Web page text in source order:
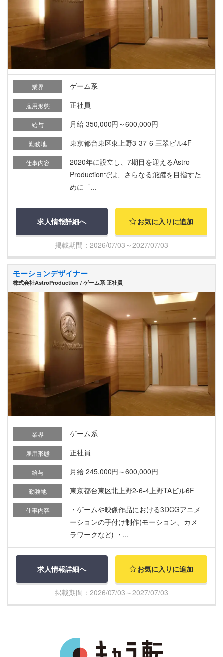
業界 ゲーム系
雇用形態 正社員
給与 月給 350,000円～600,000円
勤務地 東京都台東区東上野3-37-6 三翠ビル4F
仕事内容
2020年に設立し、7期目を迎えるAstro
Productionでは、さらなる飛躍を目指すた
めに「...
求人情報詳細へ お気に入りに追加
掲載期間：2026/07/03～2027/07/03
モーションデザイナー
株式会社AstroProduction / ゲーム系 正社員
業界 ゲーム系
雇用形態 正社員
給与 月給 245,000円～600,000円
勤務地 東京都台東区北上野2-6-4上野TAビル6F
仕事内容
・ゲームや映像作品における3DCGアニメ
ーションの手付け制作(モーション、カメ
ラワークなど) ・...
求人情報詳細へ お気に入りに追加
掲載期間：2026/07/03～2027/07/03